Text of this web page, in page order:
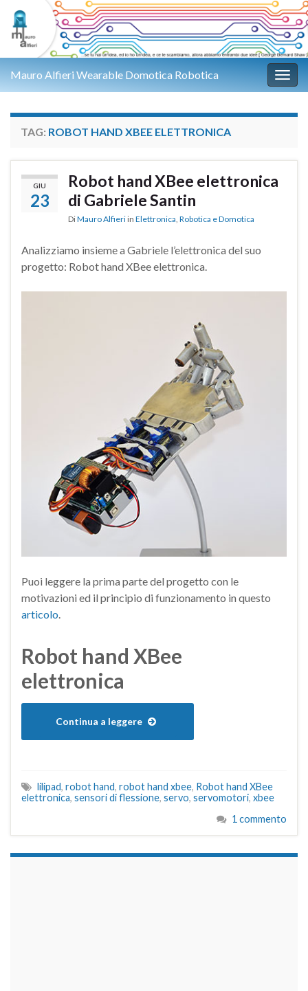
Mauro Alfieri Wearable Domotica Robotica
TAG: ROBOT HAND XBEE ELETTRONICA
GIU
23
Robot hand XBee elettronica
di Gabriele Santin
DiMauro Alfieri in Elettronica, Robotica e Domotica
Analizziamo insieme a Gabriele l’elettronica del suo
progetto: Robot hand XBee elettronica.
Puoi leggere la prima parte del progetto con le
motivazioni ed il principio di funzionamento in questo
articolo.
Robot hand XBee
elettronica
Continua a leggere
lilipad, robot hand, robot hand xbee, Robot hand XBee
elettronica, sensori di flessione, servo, servomotori, xbee
1 commento